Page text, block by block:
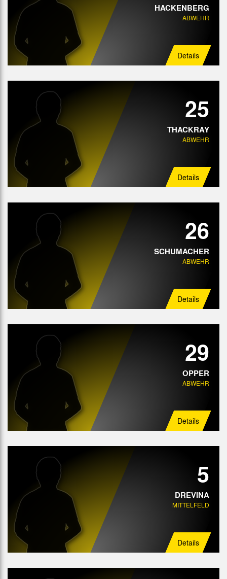
HACKENBERG
ABWEHR
Details
25
THACKRAY
ABWEHR
Details
26
SCHUMACHER
ABWEHR
Details
29
OPPER
ABWEHR
Details
5
DREVINA
MITTELFELD
Details